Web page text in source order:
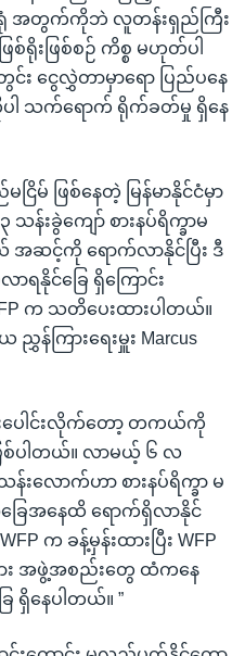
အတွက်ကိုဘဲ လူတန်းရှည်ကြီး
စ်ရိုးဖြစ်စဉ် ကိစ္စ မဟုတ်ပါ
င်း ငွေလွှဲတာမှာရော ပြည်ပနေ
သက်ရောက် ရိုက်ခတ်မှု ရှိနေ
မ် ဖြစ်နေတဲ့ မြန်မာနိုင်ငံမှာ
းခွဲကျော် စားနပ်ရိက္ခာမ
ဆင့်ကို ရောက်လာနိုင်ပြီး ဒီ
င်ခြေ ရှိကြောင်း
က သတိပေးထားပါတယ်။
ညွှန်ကြားရေးမှူး Marcus
းပေါင်းလိုက်တော့ တကယ်ကို
ြစ်ပါတယ်။ လာမယ့် ၆ လ
းလောက်ဟာ စားနပ်ရိက္ခာ မ
ြေအနေထိ ရောက်ရှိလာနိုင်
က ခန့်မှန်းထားပြီး WFP
း အဖွဲ့အစည်းတွေ ထံကနေ
ရှိနေပါတယ်။ ”